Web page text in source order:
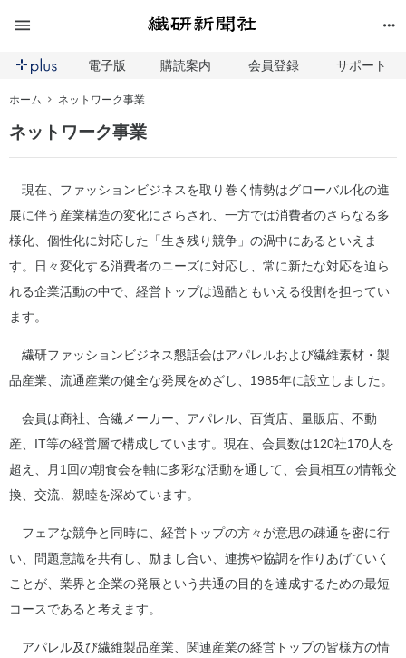
電子版 購読案内 会員登録 サポート
ホーム ネットワーク事業
ネットワーク事業
現在、ファッションビジネスを取り巻く情勢はグローバル化の進
展に伴う産業構造の変化にさらされ、一方では消費者のさらなる多
様化、個性化に対応した「生き残り競争」の渦中にあるといえま
す。日々変化する消費者のニーズに対応し、常に新たな対応を迫ら
れる企業活動の中で、経営トップは過酷ともいえる役割を担ってい
ます。
繊研ファッションビジネス懇話会はアパレルおよび繊維素材・製
品産業、流通産業の健全な発展をめざし、1985年に設立しました。
会員は商社、合繊メーカー、アパレル、百貨店、量販店、不動
産、IT等の経営層で構成しています。現在、会員数は120社170人を
超え、月1回の朝食会を軸に多彩な活動を通して、会員相互の情報交
換、交流、親睦を深めています。
フェアな競争と同時に、経営トップの方々が意思の疎通を密に行
い、問題意識を共有し、励まし合い、連携や協調を作りあげていく
ことが、業界と企業の発展という共通の目的を達成するための最短
コースであると考えます。
アパレル及び繊維製品産業、関連産業の経営トップの皆様方の情